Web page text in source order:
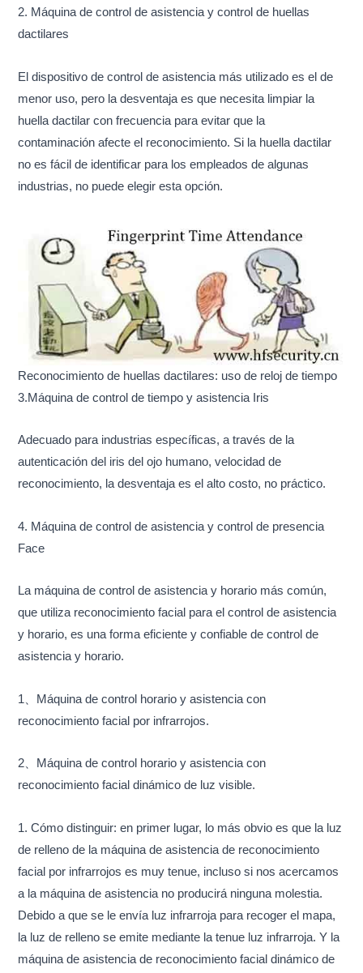
2. Máquina de control de asistencia y control de huellas
dactilares
El dispositivo de control de asistencia más utilizado es el de
menor uso, pero la desventaja es que necesita limpiar la
huella dactilar con frecuencia para evitar que la
contaminación afecte el reconocimiento. Si la huella dactilar
no es fácil de identificar para los empleados de algunas
industrias, no puede elegir esta opción.
Reconocimiento de huellas dactilares: uso de reloj de tiempo
3.Máquina de control de tiempo y asistencia Iris
Adecuado para industrias específicas, a través de la
autenticación del iris del ojo humano, velocidad de
reconocimiento, la desventaja es el alto costo, no práctico.
4. Máquina de control de asistencia y control de presencia
Face
La máquina de control de asistencia y horario más común,
que utiliza reconocimiento facial para el control de asistencia
y horario, es una forma eficiente y confiable de control de
asistencia y horario.
1、Máquina de control horario y asistencia con
reconocimiento facial por infrarrojos.
2、Máquina de control horario y asistencia con
reconocimiento facial dinámico de luz visible.
1. Cómo distinguir: en primer lugar, lo más obvio es que la luz
de relleno de la máquina de asistencia de reconocimiento
facial por infrarrojos es muy tenue, incluso si nos acercamos
a la máquina de asistencia no producirá ninguna molestia.
Debido a que se le envía luz infrarroja para recoger el mapa,
la luz de relleno se emite mediante la tenue luz infrarroja. Y la
máquina de asistencia de reconocimiento facial dinámico de